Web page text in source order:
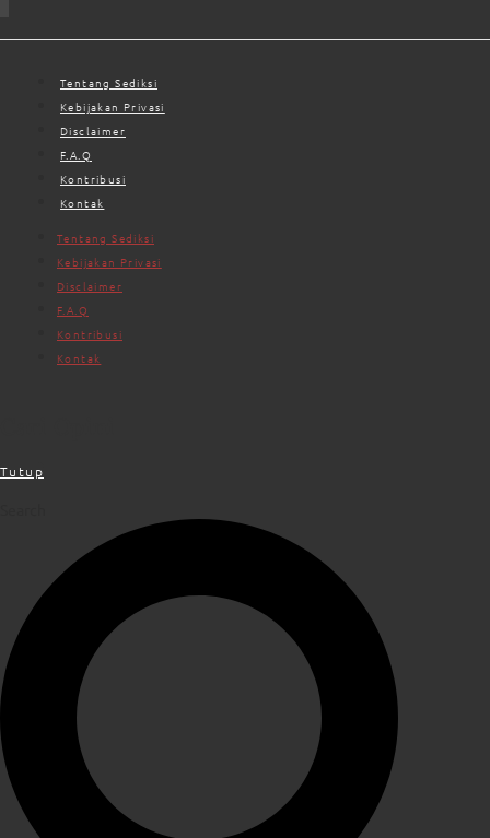
Tentang Sediksi
Kebijakan Privasi
Disclaimer
F.A.Q
Kontribusi
Kontak
Tentang Sediksi
Kebijakan Privasi
Disclaimer
F.A.Q
Kontribusi
Kontak
Tutup